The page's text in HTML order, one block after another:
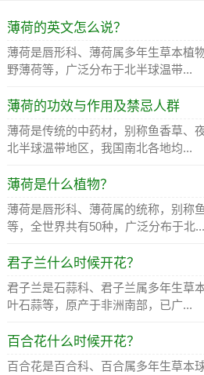
薄荷的英文怎么说？
薄荷是唇形科、薄荷属多年生草本植
野薄荷等，广泛分布于北半球温带...
薄荷的功效与作用及禁忌人群
薄荷是传统的中药材，别称鱼香草、
北半球温带地区，我国南北各地均...
薄荷是什么植物？
薄荷是唇形科、薄荷属的统称，别称
等，全世界共有50种，广泛分布于北...
君子兰什么时候开花？
君子兰是石蒜科、君子兰属多年生草
叶石蒜等，原产于非洲南部，已广...
百合花什么时候开花？
百合花是百合科、百合属多年生草本